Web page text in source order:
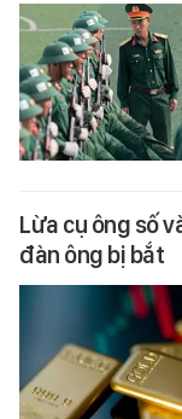
Lừa cụ ông số
đàn ông bị bắt